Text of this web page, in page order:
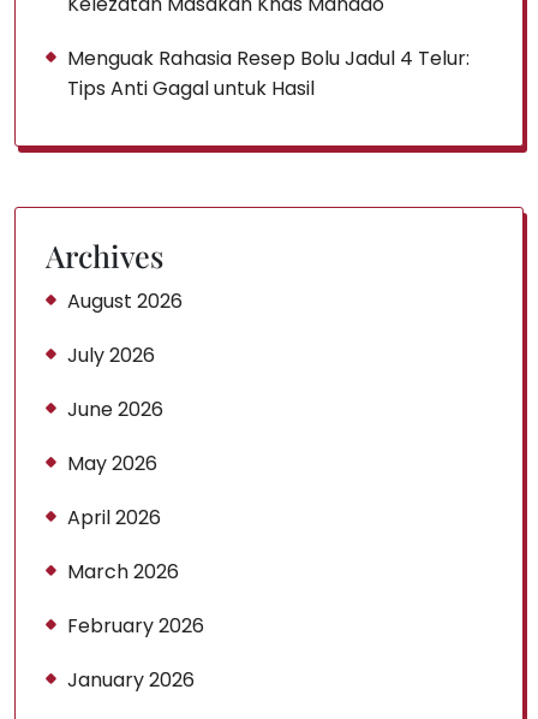
Menguak Rahasia Resep Bolu Jadul 4 Telur:
Tips Anti Gagal untuk Hasil
Archives
August 2026
July 2026
June 2026
May 2026
April 2026
March 2026
February 2026
January 2026